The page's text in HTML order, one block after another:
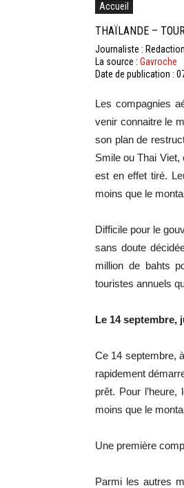
Accueil
THAÏLANDE –
Journaliste : Redaction
La source : Gavroche
Date de publication :
Les compagnies
venir connaitre le
son plan de
Smile ou Thai Viet,
est en effet tiré.
moins que le
Difficile pour le
sans doute
million de bahts
touristes annuels
Le 14 septembre,
Ce 14 septembre,
rapidement
prêt. Pour l’heure,
moins que le
Une première
Parmi les autres